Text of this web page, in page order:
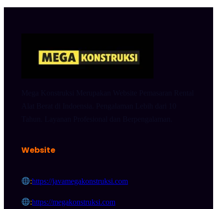
Website
:https://javamegakonstruksi.com
:https://megakonstruksi.com